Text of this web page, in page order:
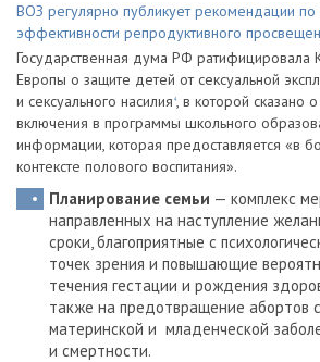
ВОЗ регулярно публикует рекомендации
эффективности репродуктивного
Государственная дума РФ ратифицировала
Европы о защите детей от сексуальной
и сексуального насилия 4, в которой сказано
включения в программы школьного
информации, которая предоставляется «в
контексте полового воспитания».
Планирование семьи — комплекс
направленных на наступление
сроки, благоприятные с
точек зрения и повышающие
течения гестации и рождения
также на предотвращение абортов
материнской и младенческой
и смертности.